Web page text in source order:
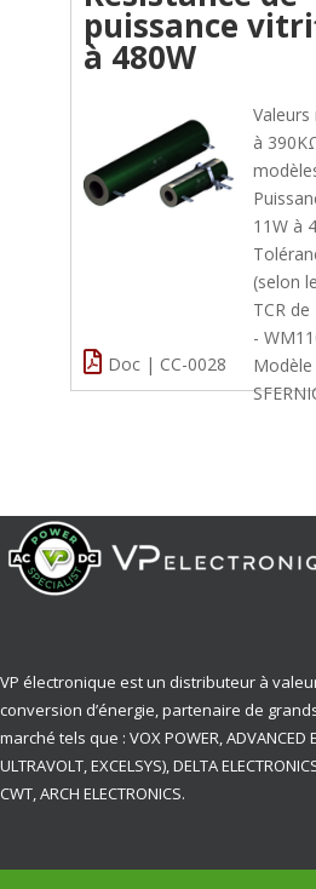
puissance
à 480W
à
11W à
(selon
TCR
-
Modèle
Doc | CC-0028
VP électronique est un distributeur à
conversion d’énergie, partenaire de
marché tels que : VOX POWER, ADVANCED
ULTRAVOLT, EXCELSYS), DELTA
CWT, ARCH ELECTRONICS.